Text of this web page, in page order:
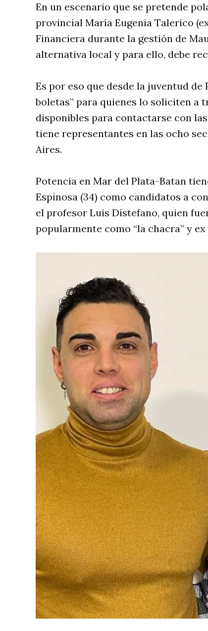
En un escenario que se pretende
provincial María Eugenia Talerico
Financiera durante la gestión de
alternativa local y para ello, debe
Es por eso que desde la juventud
boletas” para quienes lo soliciten a
disponibles para contactarse con
tiene representantes en las ocho
Aires.
Potencia en Mar del Plata-Batan
Espinosa (34) como candidatos a
el profesor Luis Distefano, quien
popularmente como “la chacra” y